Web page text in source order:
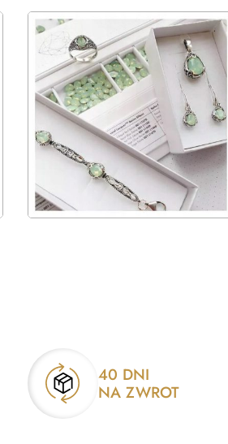
40 DNI
NA ZWROT